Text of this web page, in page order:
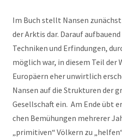
Im Buch stellt Nansen
der Ark­tis dar. Darauf
Tech­niken und Erfind­un­gen,
möglich war, in diesem Teil der
Europäern eher unwirtlich
Nansen auf die Struk­turen der
Gesellschaft ein. Am Ende übt
chen Bemühun­gen mehrerer
„prim­i­tiv­en“ Völk­ern zu